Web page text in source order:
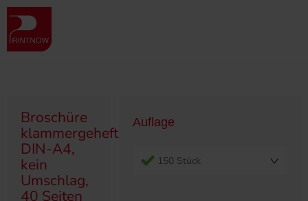
" >
Produktübersicht
Broschüre klammergeheftet, DIN-A4, kein Umschlag, 40 Seiten Inhalt
Broschüre
klammergeheftet,
DIN-A4,
kein
Umschlag,
40 Seiten
Auflage
150 Stück